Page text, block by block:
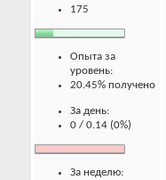
175
Опыта за
уровень:
20.45% получено
За день:
0 / 0.14 (0%)
За неделю: